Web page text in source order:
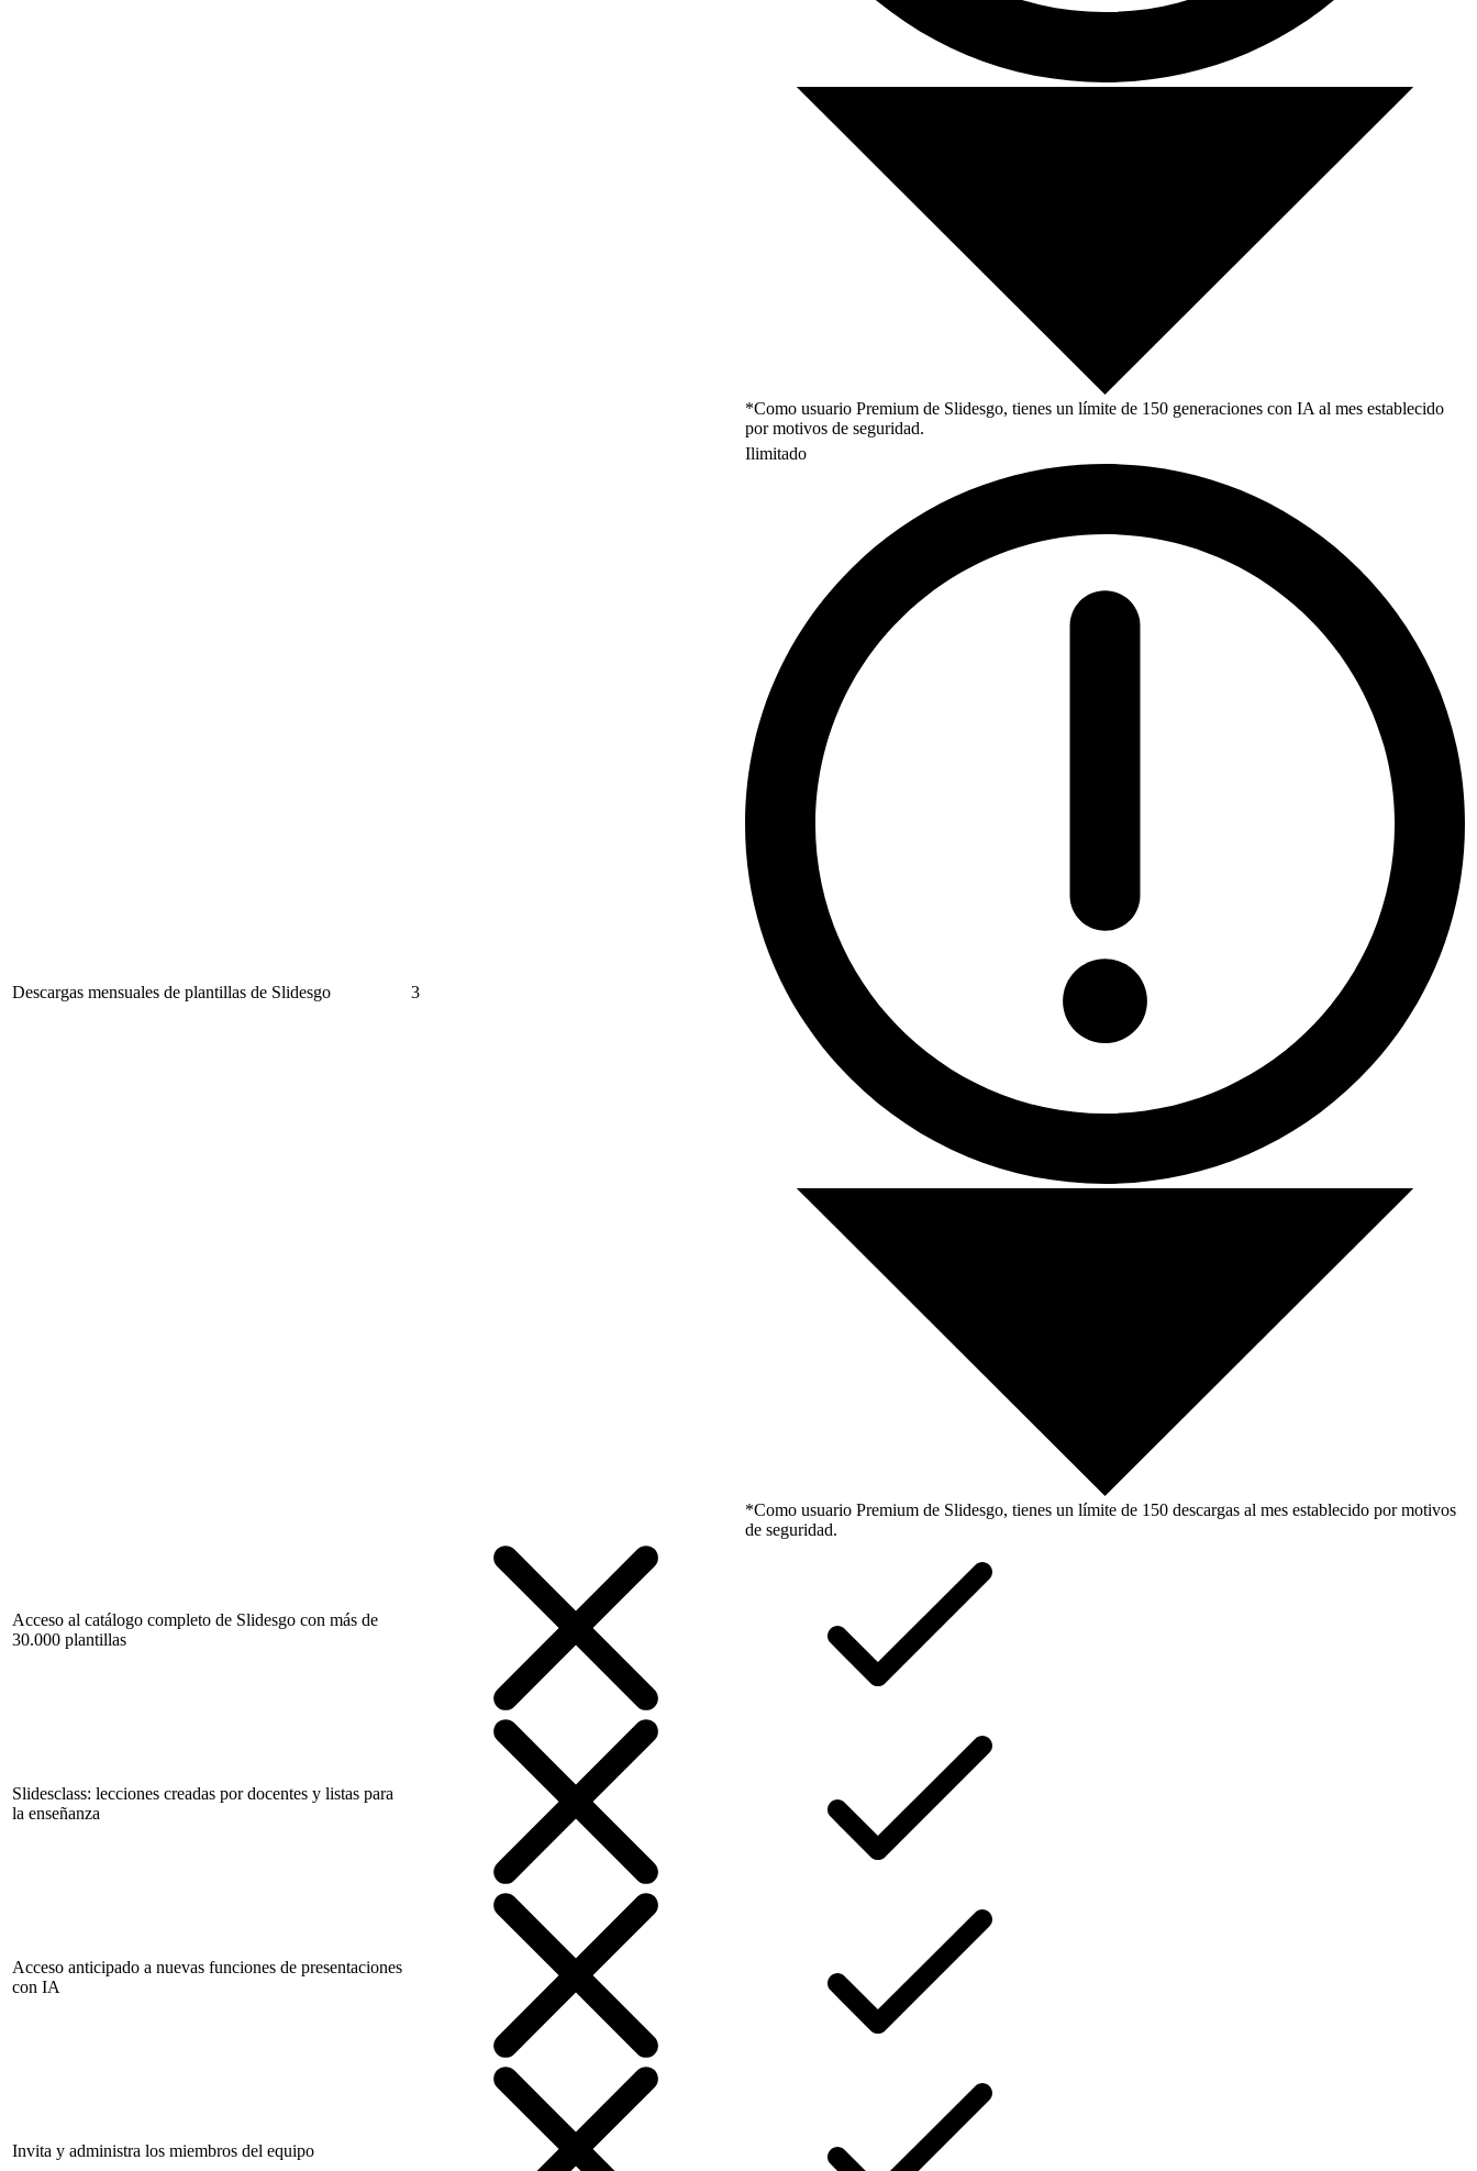
*Como usuario Premium de Slidesgo, tienes un límite de 150 generaciones con IA al mes establecido
por motivos de seguridad.
Descargas mensuales de plantillas de Slidesgo 3
Ilimitado
*Como usuario Premium de Slidesgo, tienes un límite de 150 descargas al mes establecido por motivos
de seguridad.
Acceso al catálogo completo de Slidesgo con más de
30.000 plantillas
Slidesclass: lecciones creadas por docentes y listas para
la enseñanza
Acceso anticipado a nuevas funciones de presentaciones
con IA
Invita y administra los miembros del equipo